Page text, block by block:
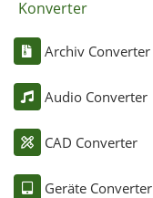
Konverter
Archiv Converter
Audio Converter
CAD Converter
Geräte Converter